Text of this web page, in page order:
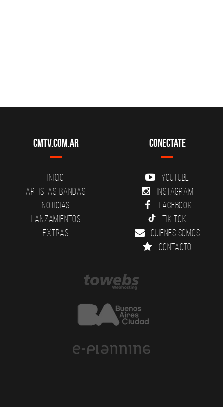
CMTV.com.ar
Inicio
Artistas-Bandas
Noticias
Lanzamientos
Extras
Conectate
YouTube
Instagram
Facebook
Tik Tok
Quienes somos
Contacto